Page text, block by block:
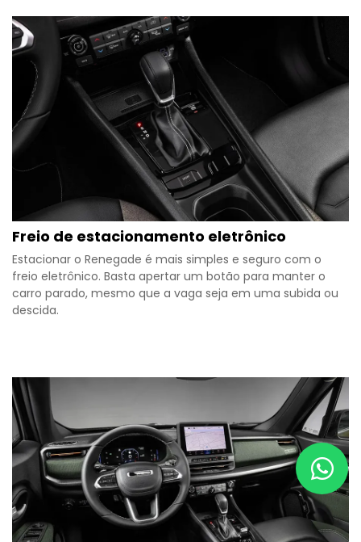
Freio de estacionamento eletrônico
Estacionar o Renegade é mais simples e seguro com o
freio eletrônico. Basta apertar um botão para manter o
carro parado, mesmo que a vaga seja em uma subida ou
descida.